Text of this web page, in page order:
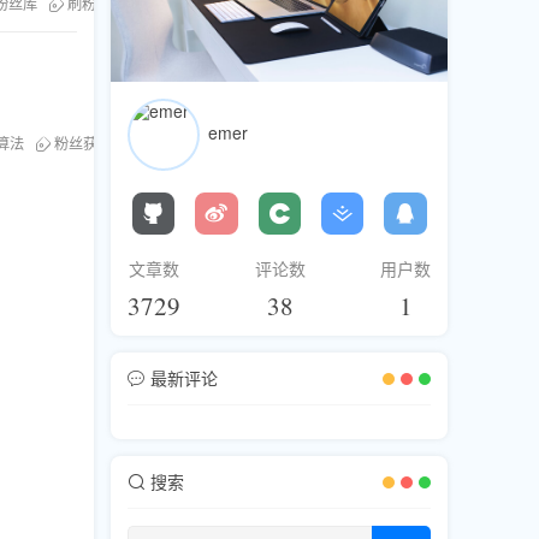
法 粉丝获取 直播间优化emer
文章数
3729
评论数
38
用户数
1
最新评论
搜索